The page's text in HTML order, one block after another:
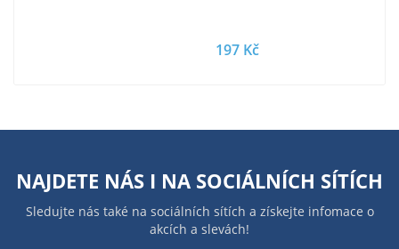
197 Kč
NAJDETE NÁS I NA SOCIÁLNÍCH SÍTÍCH
Sledujte nás také na sociálních sítích a získejte infomace o
akcích a slevách!